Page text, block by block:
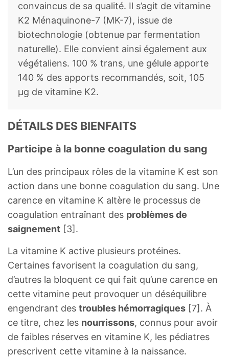
convaincus de sa qualité. Il s’agit de vitamine
K2 Ménaquinone-7 (MK-7), issue de
biotechnologie (obtenue par fermentation
naturelle). Elle convient ainsi également aux
végétaliens. 100 % trans, une gélule apporte
140 % des apports recommandés, soit, 105
µg de vitamine K2.
DÉTAILS DES BIENFAITS
Participe à la bonne coagulation du sang
L’un des principaux rôles de la vitamine K est son
action dans une bonne coagulation du sang. Une
carence en vitamine K altère le processus de
coagulation entraînant des problèmes de
saignement [3].
La vitamine K active plusieurs protéines.
Certaines favorisent la coagulation du sang,
d’autres la bloquent ce qui fait qu’une carence en
cette vitamine peut provoquer un déséquilibre
engendrant des troubles hémorragiques [7]. À
ce titre, chez les nourrissons, connus pour avoir
de faibles réserves en vitamine K, les pédiatres
prescrivent cette vitamine à la naissance.